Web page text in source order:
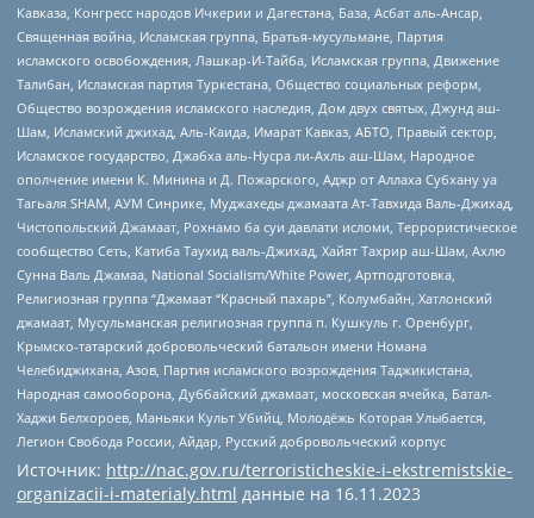
Кавказа, Конгресс народов Ичкерии и Дагестана, База, Асбат аль-Ансар,
Священная война, Исламская группа, Братья-мусульмане, Партия
исламского освобождения, Лашкар-И-Тайба, Исламская группа, Движение
Талибан, Исламская партия Туркестана, Общество социальных реформ,
Общество возрождения исламского наследия, Дом двух святых, Джунд аш-
Шам, Исламский джихад, Аль-Каида, Имарат Кавказ, АБТО, Правый сектор,
Исламское государство, Джабха аль-Нусра ли-Ахль аш-Шам, Народное
ополчение имени К. Минина и Д. Пожарского, Аджр от Аллаха Субхану уа
Тагьаля SHAM, АУМ Синрике, Муджахеды джамаата Ат-Тавхида Валь-Джихад,
Чистопольский Джамаат, Рохнамо ба суи давлати исломи, Террористическое
сообщество Сеть, Катиба Таухид валь-Джихад, Хайят Тахрир аш-Шам, Ахлю
Сунна Валь Джамаа, National Socialism/White Power, Артподготовка,
Религиозная группа “Джамаат “Красный пахарь”, Колумбайн, Хатлонский
джамаат, Мусульманская религиозная группа п. Кушкуль г. Оренбург,
Крымско-татарский добровольческий батальон имени Номана
Челебиджихана, Азов, Партия исламского возрождения Таджикистана,
Народная самооборона, Дуббайский джамаат, московская ячейка, Батал-
Хаджи Белхороев, Маньяки Культ Убийц, Молодёжь Которая Улыбается,
Легион Свобода России, Айдар, Русский добровольческий корпус
Источник: http://nac.gov.ru/terroristicheskie-i-ekstremistskie-
organizacii-i-materialy.html данные на 16.11.2023